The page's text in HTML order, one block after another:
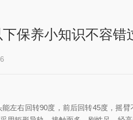
保养小知识不容错
左右回转90度，前后回转45度，摇